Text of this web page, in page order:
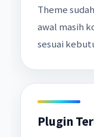
Theme
awal masih
sesuai
Plugin